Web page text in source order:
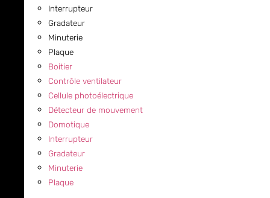
Interrupteur
Gradateur
Minuterie
Plaque
Boitier
Contrôle ventilateur
Cellule photoélectrique
Détecteur de mouvement
Domotique
Interrupteur
Gradateur
Minuterie
Plaque